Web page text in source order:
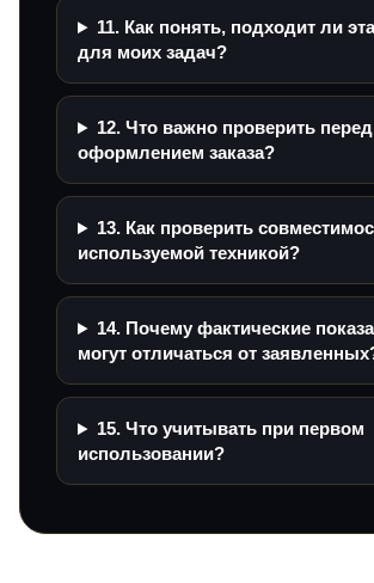
11. Как понять, подходит ли
для моих задач?
12. Что важно проверить перед
оформлением заказа?
13. Как проверить
используемой техникой?
14. Почему фактические
могут отличаться от
15. Что учитывать при первом
использовании?